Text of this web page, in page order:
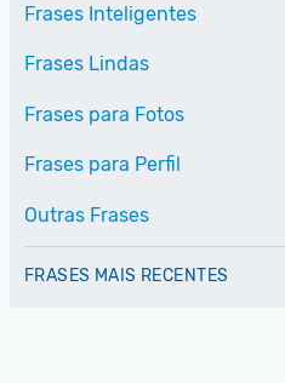
Frases Inteligentes
Frases Lindas
Frases para Fotos
Frases para Perfil
Outras Frases
FRASES MAIS RECENTES